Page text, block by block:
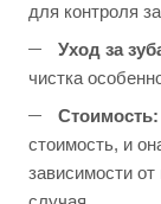
для контроля
Уход за
чистка
Стоимость:
стоимость, и
зависимости